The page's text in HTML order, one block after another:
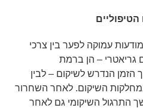
עמוקה לפער בין צרכי
גריאטרי – הן ברמת
הזמן הנדרש לשיקום – לבין
השיקום. לאחר השחרור
התרגול השיקומי גם לאחר